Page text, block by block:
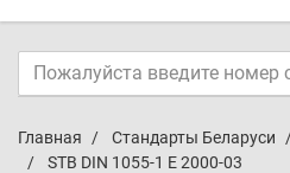
Главная Стандарты Беларуси
STB DIN 1055-1 E 2000-03